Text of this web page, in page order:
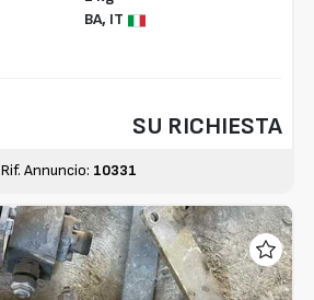
BA, IT
SU RICHIESTA
Rif. Annuncio: 10331